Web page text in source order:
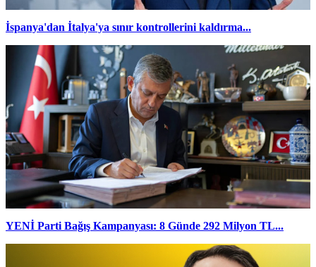
İspanya'dan İtalya'ya sınır kontrollerini kaldırma...
YENİ Parti Bağış Kampanyası: 8 Günde 292 Milyon TL...